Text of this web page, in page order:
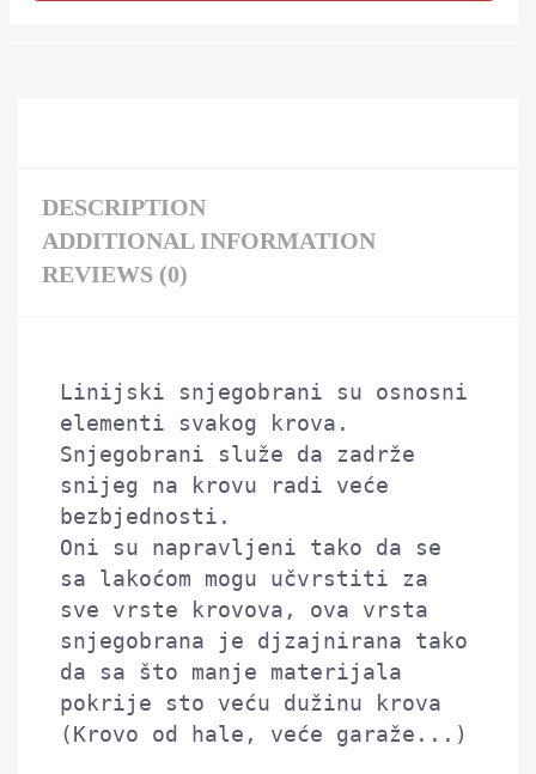
DESCRIPTION
ADDITIONAL INFORMATION
REVIEWS (0)
Linijski snjegobrani su osnosni
elementi svakog krova.
Snjegobrani služe da zadrže
snijeg na krovu radi veće
bezbjednosti.
Oni su napravljeni tako da se
sa lakoćom mogu učvrstiti za
sve vrste krovova, ova vrsta
snjegobrana je djzajnirana tako
da sa što manje materijala
pokrije sto veću dužinu krova